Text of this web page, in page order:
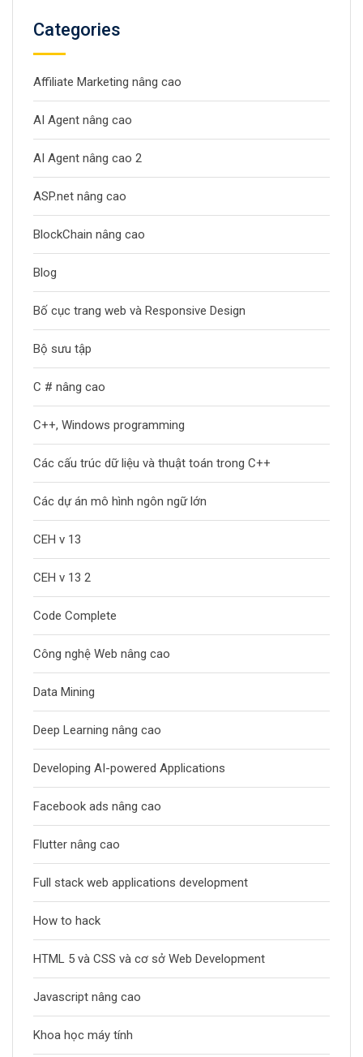
Categories
Affiliate Marketing nâng cao
AI Agent nâng cao
AI Agent nâng cao 2
ASP.net nâng cao
BlockChain nâng cao
Blog
Bố cục trang web và Responsive Design
Bộ sưu tập
C # nâng cao
C++, Windows programming
Các cấu trúc dữ liệu và thuật toán trong C++
Các dự án mô hình ngôn ngữ lớn
CEH v 13
CEH v 13 2
Code Complete
Công nghệ Web nâng cao
Data Mining
Deep Learning nâng cao
Developing AI-powered Applications
Facebook ads nâng cao
Flutter nâng cao
Full stack web applications development
How to hack
HTML 5 và CSS và cơ sở Web Development
Javascript nâng cao
Khoa học máy tính